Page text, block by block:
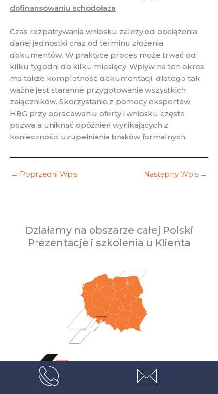
dofinansowaniu schodołaza
Czas rozpatrywania wniosku zależy od obciążenia
danej jednostki oraz od terminu złożenia
dokumentów. W praktyce proces może trwać od
kilku tygodni do kilku miesięcy. Wpływ na ten okres
ma także kompletność dokumentacji, dlatego tak
ważne jest staranne przygotowanie wszystkich
załączników. Skorzystanie z pomocy ekspertów
HBG przy opracowaniu oferty i wniosku często
pozwala uniknąć opóźnień wynikających z
konieczności uzupełniania braków formalnych.
← Poprzedni Wpis Następny Wpis →
Działamy na obszarze całej Polski
Prezentacje i szkolenia u Klienta